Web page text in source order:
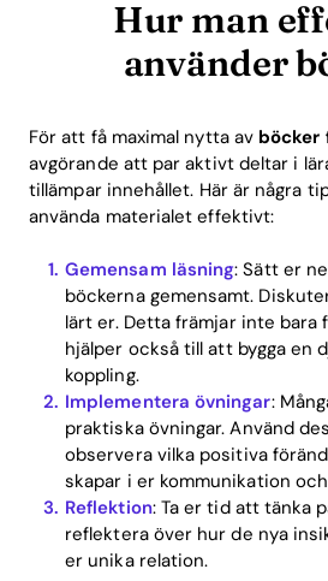
Home
Blog
Download
Hur man
använder
För att få maximal nytta av böcker
avgörande att par aktivt deltar i
tillämpar innehållet. Här är några
använda materialet effektivt:
Gemensam läsning: Sätt er
böckerna gemensamt.
lärt er. Detta främjar inte bara
hjälper också till att bygga en
koppling.
Implementera övningar:
praktiska övningar. Använd
observera vilka positiva
skapar i er kommunikation
Reflektion: Ta er tid att tänka
reflektera över hur de nya
er unika relation.